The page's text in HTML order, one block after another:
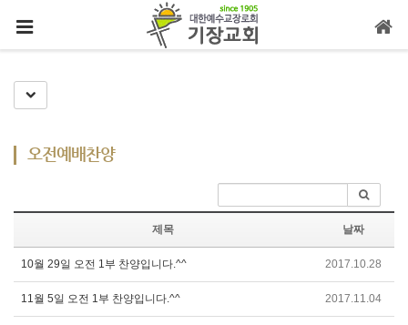
Toggle Dropdown
오전예배찬양
제목 날짜
10월 29일 오전 1부 찬양입니다.^^ 2017.10.28
11월 5일 오전 1부 찬양입니다.^^ 2017.11.04